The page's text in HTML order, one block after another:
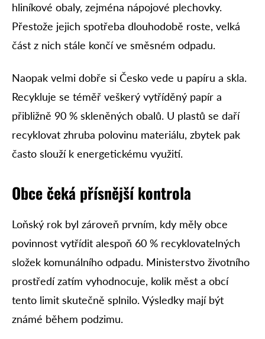
hliníkové obaly, zejména nápojové plechovky.
Přestože jejich spotřeba dlouhodobě roste, velká
část z nich stále končí ve směsném odpadu.
Naopak velmi dobře si Česko vede u papíru a skla.
Recykluje se téměř veškerý vytříděný papír a
přibližně 90 % skleněných obalů. U plastů se daří
recyklovat zhruba polovinu materiálu, zbytek pak
často slouží k energetickému využití.
Obce čeká přísnější kontrola
Loňský rok byl zároveň prvním, kdy měly obce
povinnost vytřídit alespoň 60 % recyklovatelných
složek komunálního odpadu. Ministerstvo životního
prostředí zatím vyhodnocuje, kolik měst a obcí
tento limit skutečně splnilo. Výsledky mají být
známé během podzimu.